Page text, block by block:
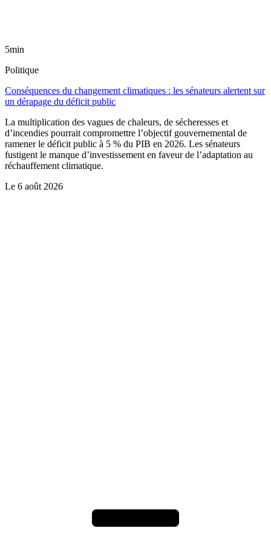
5min
Politique
Conséquences du changement climatiques : les sénateurs alertent sur
un dérapage du déficit public
La multiplication des vagues de chaleurs, de sécheresses et
d’incendies pourrait compromettre l’objectif gouvernemental de
ramener le déficit public à 5 % du PIB en 2026. Les sénateurs
fustigent le manque d’investissement en faveur de l’adaptation au
réchauffement climatique.
Le 6 août 2026